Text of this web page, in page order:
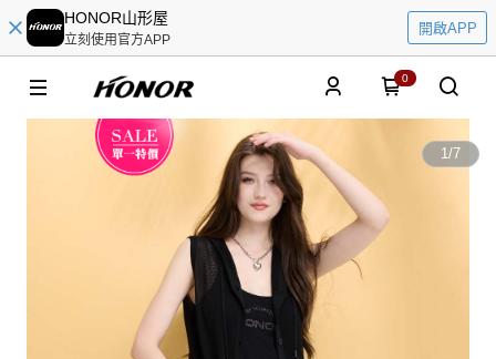
HONOR山形屋
立刻使用官方APP
開啟APP
0
1/7